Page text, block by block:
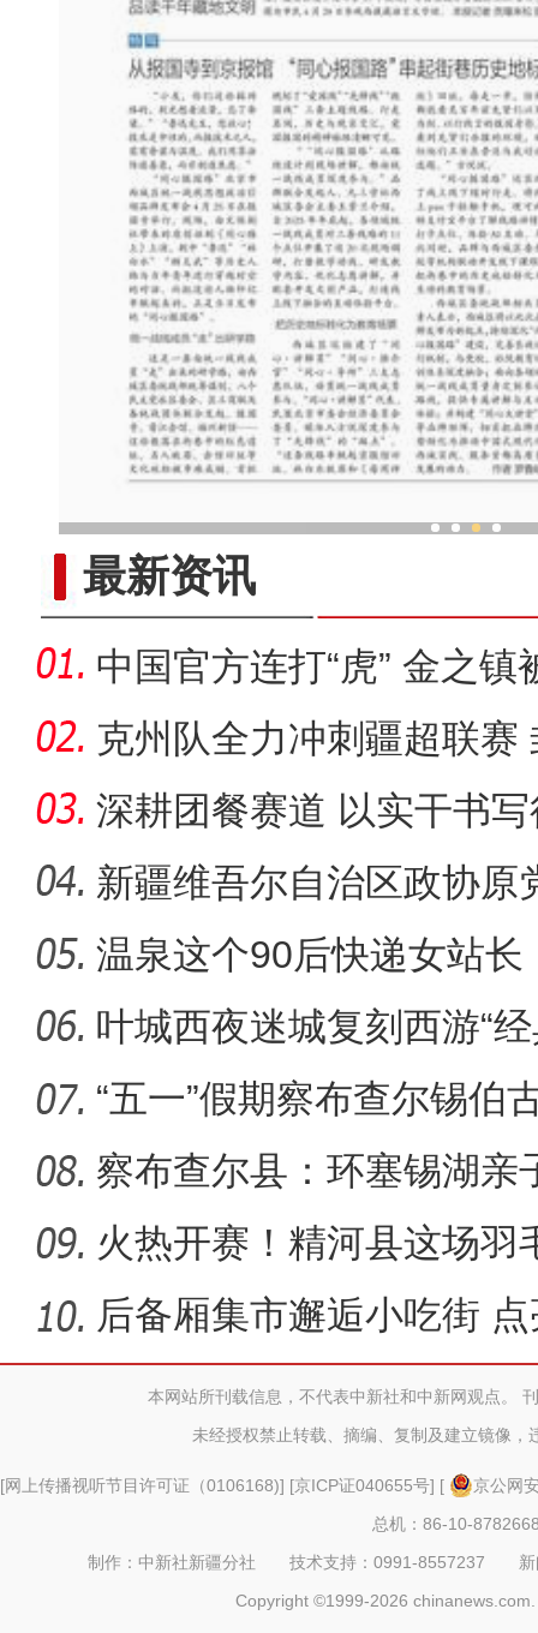
最新资讯
中国官方连打“虎” 金之镇
开
克州队全力冲刺疆超联赛
倒计时
深耕团餐赛道 以实干书
新疆维吾尔自治区政协原
之镇被
温泉这个90后快递女站
新疆奖章
叶城西夜迷城复刻西游“经
“五一”假期察布查尔锡伯
察布查尔县：环塞锡湖亲
一”假
火热开赛！精河县这场羽
后备厢集市邂逅小吃街
本网站所刊载信息，不代表中新社和中新网观点。
未经授权禁止转载、摘编、复制及建立镜像，
[网上传播视听节目许可证（0106168)] [京ICP证040655号] [
京公网
总机：86-10-
制作：中新社新疆分社 技术支持：0991-8557237
Copyright ©1999-2026